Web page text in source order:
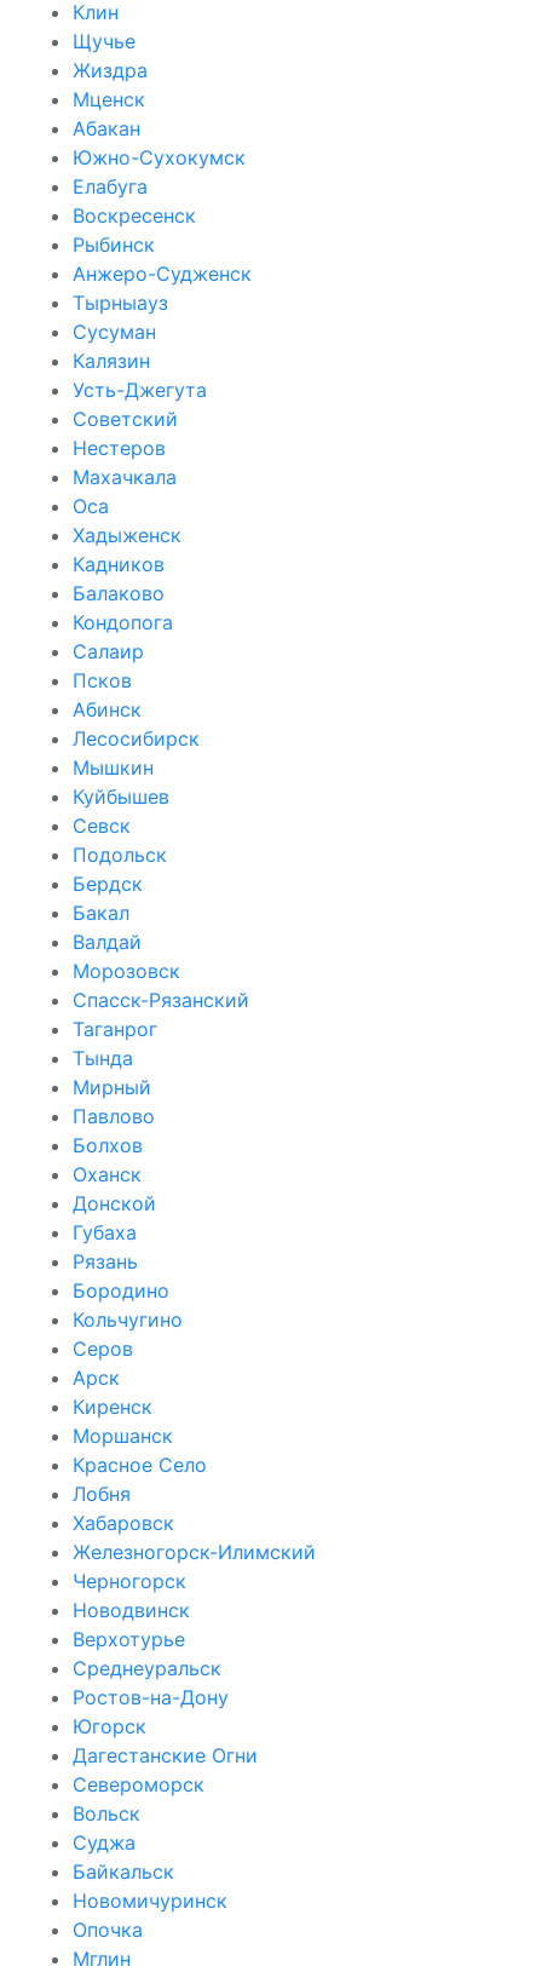
Клин
Щучье
Жиздра
Мценск
Абакан
Южно-Сухокумск
Елабуга
Воскресенск
Рыбинск
Анжеро-Судженск
Тырныауз
Сусуман
Калязин
Усть-Джегута
Советский
Нестеров
Махачкала
Оса
Хадыженск
Кадников
Балаково
Кондопога
Салаир
Псков
Абинск
Лесосибирск
Мышкин
Куйбышев
Севск
Подольск
Бердск
Бакал
Валдай
Морозовск
Спасск-Рязанский
Таганрог
Тында
Мирный
Павлово
Болхов
Оханск
Донской
Губаха
Рязань
Бородино
Кольчугино
Серов
Арск
Киренск
Моршанск
Красное Село
Лобня
Хабаровск
Железногорск-Илимский
Черногорск
Новодвинск
Верхотурье
Среднеуральск
Ростов-на-Дону
Югорск
Дагестанские Огни
Североморск
Вольск
Суджа
Байкальск
Новомичуринск
Опочка
Мглин